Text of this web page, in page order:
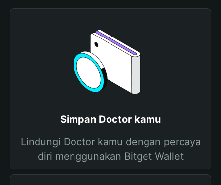
Simpan Doctor kamu
Lindungi Doctor kamu dengan percaya
diri menggunakan Bitget Wallet